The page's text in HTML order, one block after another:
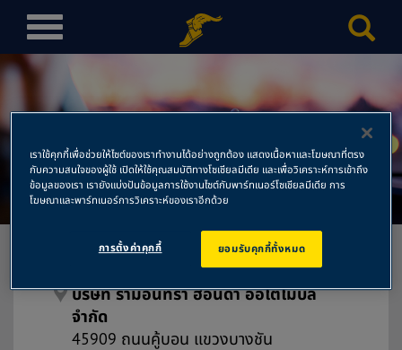
T
l
n
a
v
t
บริษัท รามอินทรา ฮอนด้า ออโต
โมบิล จำกัด
บริษัท รามอินทรา ฮอนด้า ออโตโมบิล
จำกัด
45909 ถนนคู้บอน แขวงบางชัน
เราใช้คุกกี้เพื่อช่วยให้ไซต์ของเราทำงานได้อย่างถูกต้อง แสดงเนื้อหาและโฆษณาที่ตรง
กับความสนใจของผู้ใช้ เปิดให้ใช้คุณสมบัติทางโซเชียลมีเดีย และเพื่อวิเคราะห์การเข้าถึง
ข้อมูลของเรา เรายังแบ่งปันข้อมูลการใช้งานไซต์กับพาร์ทเนอร์โซเชียลมีเดีย การ
โฆษณาและพาร์ทเนอร์การวิเคราะห์ของเราอีกด้วย
ยอมรับคุกกี้ทั้งหมด
การตั้งค่าคุกกี้